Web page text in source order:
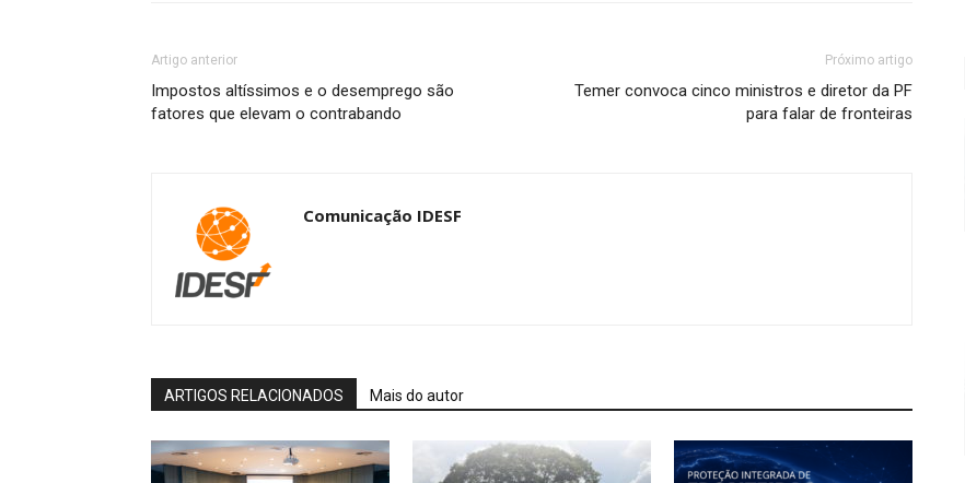
Artigo anterior
Impostos altíssimos e o desemprego são
fatores que elevam o contrabando
Próximo artigo
Temer convoca cinco ministros e diretor da PF
para falar de fronteiras
Comunicação IDESF
ARTIGOS RELACIONADOS Mais do autor